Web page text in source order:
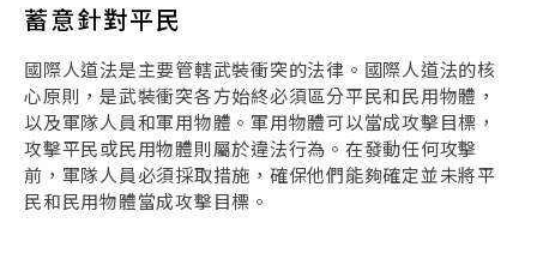
蓄意針對平民
國際人道法是主要管轄武裝衝突的法律。國際人道法的核
心原則，是武裝衝突各方始終必須區分平民和民用物體，
以及軍隊人員和軍用物體。軍用物體可以當成攻擊目標，
攻擊平民或民用物體則屬於違法行為。在發動任何攻擊
前，軍隊人員必須採取措施，確保他們能夠確定並未將平
民和民用物體當成攻擊目標。